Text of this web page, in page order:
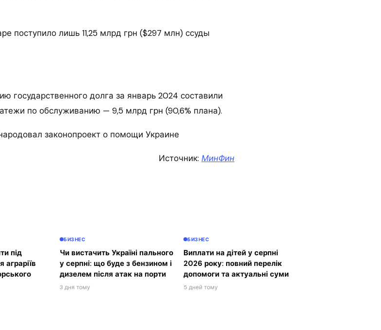
поступило лишь 11,25 млрд грн ($297 млн) ссуды
государственного долга за январь 2024 составили
по обслуживанию — 9,5 млрд грн (90,6% плана).
законопроект о помощи Украине
Источник: МинФин
під
аграріїв
БИЗНЕС
Чи вистачить Україні пального
у серпні: що буде з бензином і
дизелем після атак на порти
3 дня тому
БИЗНЕС
Виплати на дітей у серпні
2026 року: повний перелік
допомоги та актуальні суми
5 дней тому